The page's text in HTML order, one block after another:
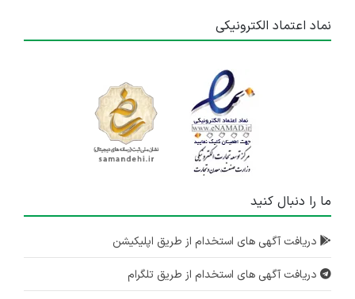
نماد اعتماد الکترونیکی
ما را دنبال کنید
دریافت آگهی های استخدام از طریق اپلیکیشن
دریافت آگهی های استخدام از طریق تلگرام